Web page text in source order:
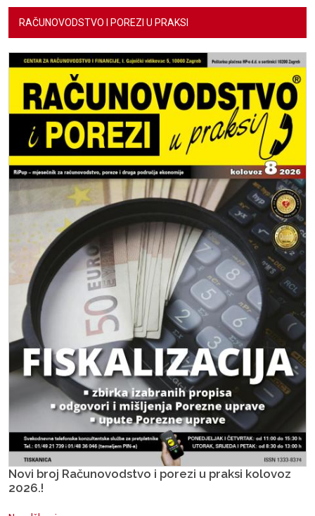
RAČUNOVODSTVO I POREZI U PRAKSI
Novi broj Računovodstvo i porezi u praksi kolovoz
2026.!